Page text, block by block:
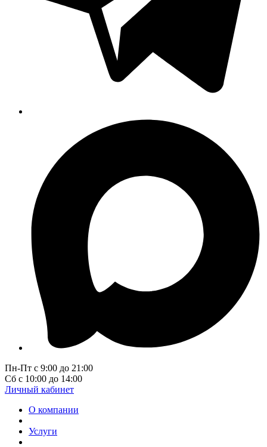
Пн-Пт с 9:00 до 21:00
Сб с 10:00 до 14:00
Личный кабинет
О компании
Услуги